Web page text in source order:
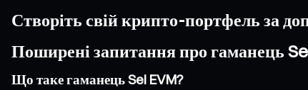
Створіть свій крипто-портфель за
Поширені запитання про гаманець
Що таке гаманець Sei EVM?